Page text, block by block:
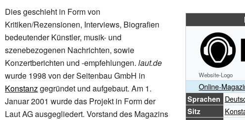
Website-Logo
Online-
Sprachen
Sitz
Dies geschieht in Form von
Kritiken/Rezensionen, Interviews, Biografien
bedeutender Künstler, musik- und
szenebezogenen Nachrichten, sowie
Konzertberichten und -empfehlungen. laut.de
wurde 1998 von der Seitenbau GmbH in
Konstanzgegründet und aufgebaut. Am 1.
Januar 2001 wurde das Projekt in Form der
Laut AG ausgegliedert. Vorstand des Magazins